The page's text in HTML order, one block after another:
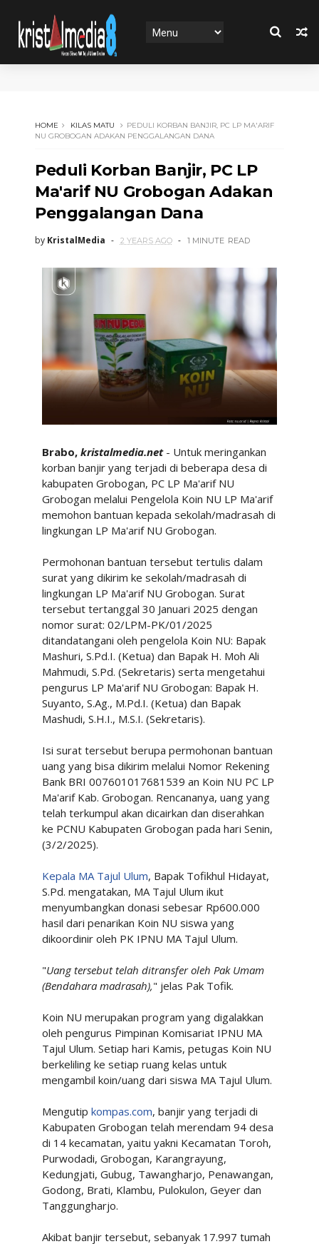
HOME KILAS MATU
PEDULI KORBAN BANJIR, PC LP MA'ARIF
NU GROBOGAN ADAKAN PENGGALANGAN DANA
Peduli Korban Banjir, PC LP
Ma'arif NU Grobogan Adakan
Penggalangan Dana
by KristalMedia 2 YEARS AGO 1 MINUTE READ
Brabo, kristalmedia.net- Untuk meringankan
korban banjir yang terjadi di beberapa desa di
kabupaten Grobogan, PC LP Ma'arif NU
Grobogan melalui Pengelola Koin NU LP Ma'arif
memohon bantuan kepada sekolah/madrasah di
lingkungan LP Ma'arif NU Grobogan.
Permohonan bantuan tersebut tertulis dalam
surat yang dikirim ke sekolah/madrasah di
lingkungan LP Ma'arif NU Grobogan. Surat
tersebut tertanggal 30 Januari 2025 dengan
nomor surat: 02/LPM-PK/01/2025
ditandatangani oleh pengelola Koin NU: Bapak
Mashuri, S.Pd.I. (Ketua) dan Bapak H. Moh Ali
Mahmudi, S.Pd. (Sekretaris) serta mengetahui
pengurus LP Ma'arif NU Grobogan: Bapak H.
Suyanto, S.Ag., M.Pd.I. (Ketua) dan Bapak
Mashudi, S.H.I., M.S.I. (Sekretaris).
Isi surat tersebut berupa permohonan bantuan
uang yang bisa dikirim melalui Nomor Rekening
Bank BRI 007601017681539 an Koin NU PC LP
Ma'arif Kab. Grobogan. Rencananya, uang yang
telah terkumpul akan dicairkan dan diserahkan
ke PCNU Kabupaten Grobogan pada hari Senin,
(3/2/2025).
Kepala MA Tajul Ulum, Bapak Tofikhul Hidayat,
S.Pd. mengatakan, MA Tajul Ulum ikut
menyumbangkan donasi sebesar Rp600.000
hasil dari penarikan Koin NU siswa yang
dikoordinir oleh PK IPNU MA Tajul Ulum.
"Uang tersebut telah ditransfer oleh Pak Umam
(Bendahara madrasah)," jelas Pak Tofik.
Koin NU merupakan program yang digalakkan
oleh pengurus Pimpinan Komisariat IPNU MA
Tajul Ulum. Setiap hari Kamis, petugas Koin NU
berkeliling ke setiap ruang kelas untuk
mengambil koin/uang dari siswa MA Tajul Ulum.
Mengutip kompas.com, banjir yang terjadi di
Kabupaten Grobogan telah merendam 94 desa
di 14 kecamatan, yaitu yakni Kecamatan Toroh,
Purwodadi, Grobogan, Karangrayung,
Kedungjati, Gubug, Tawangharjo, Penawangan,
Godong, Brati, Klambu, Pulokulon, Geyer dan
Tanggungharjo.
Akibat banjir tersebut, sebanyak 17.997 tumah